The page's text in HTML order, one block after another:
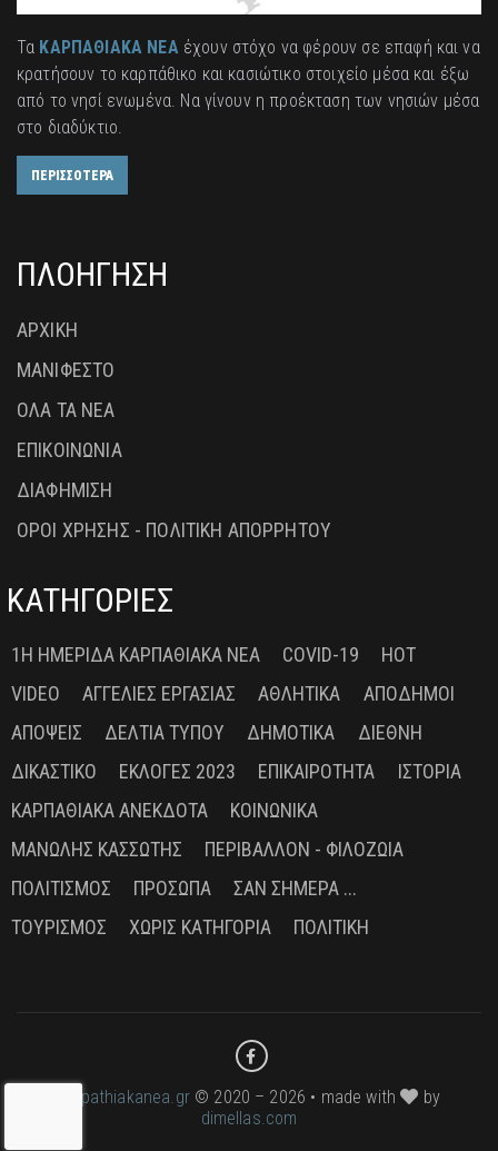
Τα ΚΑΡΠΑΘΙΑΚΑ ΝΕΑέχουν στόχο να φέρουν σε επαφή και να
κρατήσουν το καρπάθικο και κασιώτικο στοιχείο μέσα και έξω
από το νησί ενωμένα. Να γίνουν η προέκταση των νησιών μέσα
στο διαδύκτιο.
ΠΕΡΙΣΣΟΤΕΡΑ
ΠΛΟΗΓΗΣΗ
ΑΡΧΙΚΗ
ΜΑΝΙΦΕΣΤΟ
ΟΛΑ ΤΑ ΝΕΑ
ΕΠΙΚΟΙΝΩΝΙΑ
ΔΙΑΦΗΜΙΣΗ
ΟΡΟΙ ΧΡΗΣΗΣ - ΠΟΛΙΤΙΚΗ ΑΠΟΡΡΗΤΟΥ
ΚΑΤΗΓΟΡΙΕΣ
1Η ΗΜΕΡΊΔΑ ΚΑΡΠΑΘΙΑΚΆ ΝΈΑ COVID-19
HOT
VIDEO
ΑΓΓΕΛΊΕΣ ΕΡΓΑΣΊΑΣ ΑΘΛΗΤΙΚΆ
ΑΠΌΔΗΜΟΙ
ΑΠΌΨΕΙΣ
ΔΕΛΤΊΑ ΤΎΠΟΥ ΔΗΜΟΤΙΚΆ
ΔΙΕΘΝΉ
ΔΙΚΑΣΤΙΚΌ
ΕΚΛΟΓΈΣ 2023 ΕΠΙΚΑΙΡΌΤΗΤΑ
ΙΣΤΟΡΊΑ
ΚΑΡΠΑΘΙΑΚΆ ΑΝΈΚΔΟΤΑ
ΚΟΙΝΩΝΙΚΆ
ΜΑΝΏΛΗΣ ΚΑΣΣΏΤΗΣ
ΠΕΡΙΒΆΛΛΟΝ - ΦΙΛΟΖΩΊΑ
ΠΟΛΙΤΙΣΜΌΣ
ΠΡΌΣΩΠΑ
ΣΑΝ ΣΉΜΕΡΑ ...
ΤΟΥΡΙΣΜΌΣ
ΧΩΡΊΣ ΚΑΤΗΓΟΡΊΑ ΠΟΛΙΤΙΚΉ
karpathiakanea.gr© 2020 – 2026 • made with
by
dimellas.com